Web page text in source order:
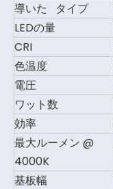
導いた タイプ
LEDの量
CRI
色温度
電圧
ワット数
効率
最大ルーメン @
4000K
基板幅